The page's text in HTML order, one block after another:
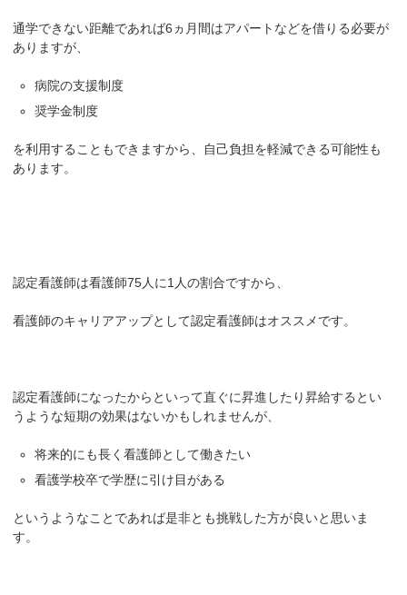
通学できない距離であれば6ヵ月間はアパートなどを借りる必要が
ありますが、
病院の支援制度
奨学金制度
を利用することもできますから、自己負担を軽減できる可能性も
あります。
認定看護師は看護師75人に1人の割合ですから、
看護師のキャリアアップとして認定看護師はオススメです。
認定看護師になったからといって直ぐに昇進したり昇給するとい
うような短期の効果はないかもしれませんが、
将来的にも長く看護師として働きたい
看護学校卒で学歴に引け目がある
というようなことであれば是非とも挑戦した方が良いと思いま
す。